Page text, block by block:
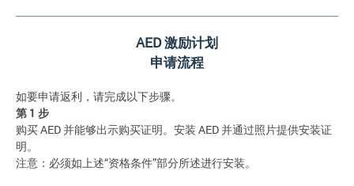
AED激励计划
申请流程
如要申请返利，请完成以下步骤。
第 1 步
购买 AED 并能够出示购买证明。安装 AED 并通过照片提供安装证
明。
注意：必须如上述“资格条件”部分所述进行安装。